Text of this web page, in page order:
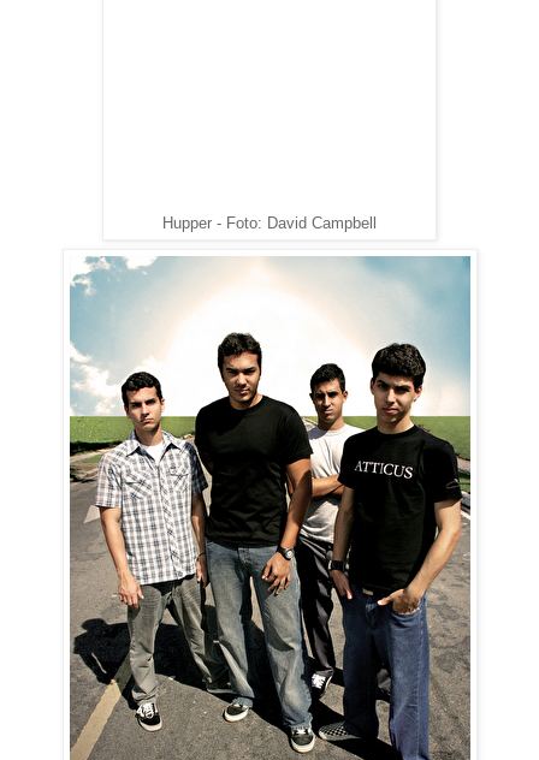
Hupper - Foto: David Campbell